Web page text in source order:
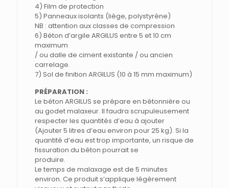
4) Film de protection
5) Panneaux isolants (liège, polystyrène)
NB : attention aux classes de compression
6) Béton d’argile ARGILUS entre 5 et 10 cm
maximum
/ ou dalle de ciment existante / ou ancien
carrelage.
7) Sol de finition ARGILUS (10 à 15 mm maximum)
PRÉPARATION :
Le béton ARGILUS se prépare en bétonnière ou
au godet malaxeur. Il faudra scrupuleusement
respecter les quantités d’eau à ajouter
(Ajouter 5 litres d’eau environ pour 25 kg). Si la
quantité d’eau est trop importante, un risque de
fissuration du béton pourrait se
produire.
Le temps de malaxage est de 5 minutes
environ. Ce produit s’applique légèrement